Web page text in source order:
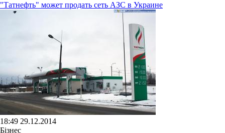
"Татнефть" может продать сеть АЗС в Украине
18:49 29.12.2014
Бізнес